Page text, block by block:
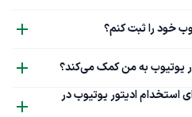
خود را ثبت کنم؟
یوتیوب به من کمک می‌کند؟
ادیتور یوتیوب در